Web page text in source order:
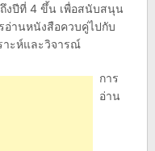
งปีที่ 4 ขึ้น เพื่อสนับสนุน
อ่านหนังสือควบคู่ไปกับ
าะห์และวิจารณ์
การ
อ่าน